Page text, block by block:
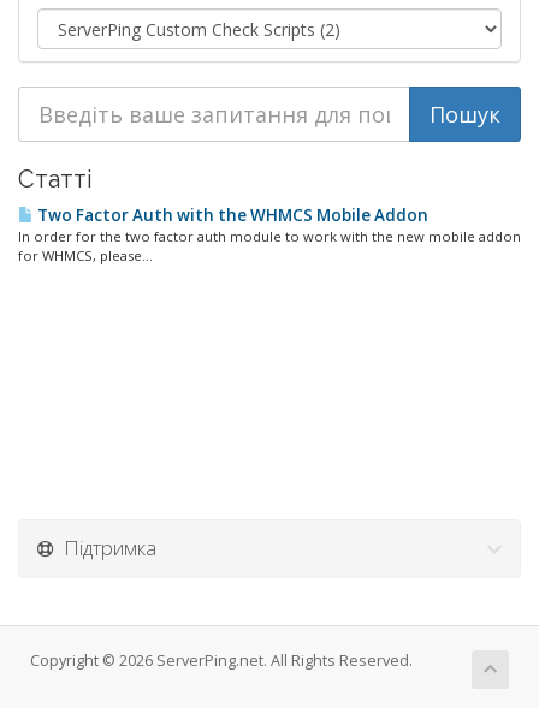
Статті
Two Factor Auth with the WHMCS Mobile Addon
In order for the two factor auth module to work with the new mobile addon
for WHMCS, please...
Підтримка
Copyright © 2026 ServerPing.net. All Rights Reserved.